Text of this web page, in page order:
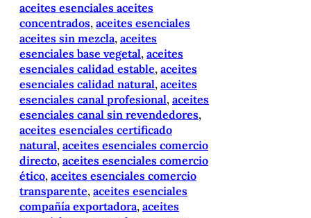
aceites esenciales aceites
concentrados, aceites esenciales
aceites sin mezcla, aceites
esenciales base vegetal, aceites
esenciales calidad estable, aceites
esenciales calidad natural, aceites
esenciales canal profesional, aceites
esenciales canal sin revendedores
aceites esenciales certificado
natural, aceites esenciales comercio
directo, aceites esenciales comercio
ético, aceites esenciales comercio
transparente, aceites esenciales
compañía exportadora, aceites